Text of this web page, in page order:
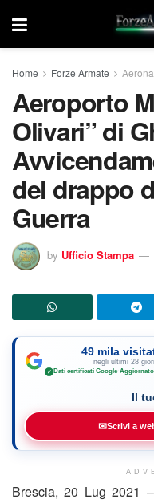
Home Forze Armate
Aeroporto
Olivari” di
del drappo
Guerra
by Ufficio Stampa
49 mila
negli ultimi 28
✓ Dati certificati Google·Aggiornato
Il
✉Scrivi a
Brescia, 20 Lug 2021 –